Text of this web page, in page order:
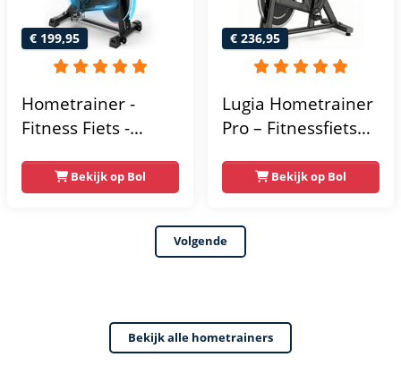
€ 199,95
Hometrainer -
Fitness Fiets -
Vliegwiel -
Hartslagmeter -
Incl App - Extreem
Bekijk op Bol
€ 236,95
Lugia Hometrainer
Pro – Fitnessfiets
Gebruikers –
Premium Vering &
Demping – Extra
Soepel & Stil –
Bekijk op Bol
Volgende
Bekijk alle hometrainers